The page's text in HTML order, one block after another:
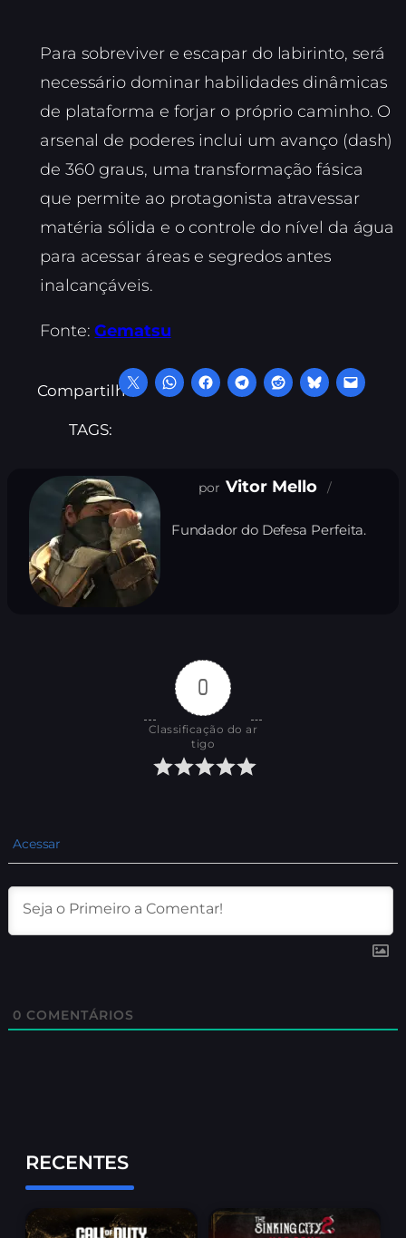
Para sobreviver e escapar do labirinto, será
necessário dominar habilidades dinâmicas
de plataforma e forjar o próprio caminho. O
arsenal de poderes inclui um avanço (dash)
de 360 graus, uma transformação fásica
que permite ao protagonista atravessar
matéria sólida e o controle do nível da água
para acessar áreas e segredos antes
inalcançáveis.
Fonte:Gematsu
Compartilhe:
TAGS:
Vitor Mello
Fundador do Defesa Perfeita.
0
Classificação do ar
tigo
Acessar
0 COMENTÁRIOS
RECENTES